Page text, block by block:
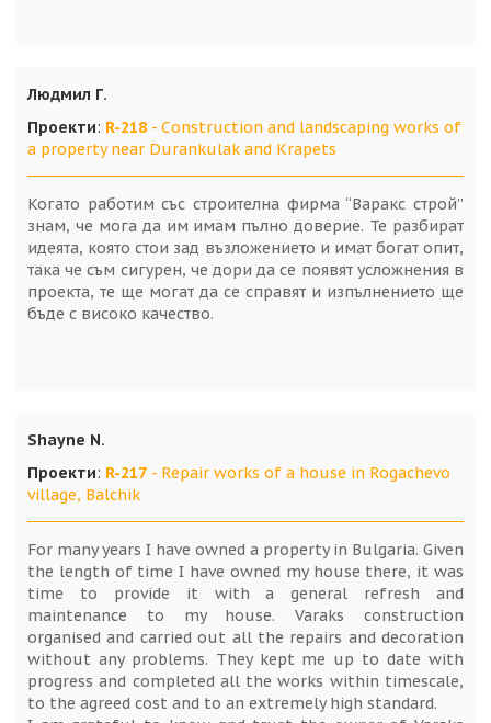
Людмил Г.
Проекти: R-218 - Construction and landscaping works of
a property near Durankulak and Krapets
Когато работим със строителна фирма “Варакс строй”
знам, че мога да им имам пълно доверие. Те разбират
идеята, която стои зад възложението и имат богат опит,
така че съм сигурен, че дори да се появят усложнения в
проекта, те ще могат да се справят и изпълнението ще
бъде с високо качество.
Shayne N.
Проекти: R-217 - Repair works of a house in Rogachevo
village, Balchik
For many years I have owned a property in Bulgaria. Given
the length of time I have owned my house there, it was
time to provide it with a general refresh and
maintenance to my house. Varaks construction
organised and carried out all the repairs and decoration
without any problems. They kept me up to date with
progress and completed all the works within timescale,
to the agreed cost and to an extremely high standard.